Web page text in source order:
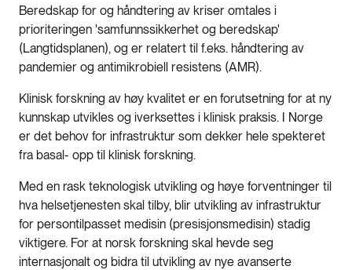
Beredskap for og håndtering av kriser omtales i
prioriteringen 'samfunnssikkerhet og beredskap'
(Langtidsplanen), og er relatert til f.eks. håndtering av
pandemier og antimikrobiell resistens (AMR).
Klinisk forskning av høy kvalitet er en forutsetning for at ny
kunnskap utvikles og iverksettes i klinisk praksis. I Norge
er det behov for infrastruktur som dekker hele spekteret
fra basal- opp til klinisk forskning.
Med en rask teknologisk utvikling og høye forventninger til
hva helsetjenesten skal tilby, blir utvikling av infrastruktur
for persontilpasset medisin (presisjonsmedisin) stadig
viktigere. For at norsk forskning skal hevde seg
internasjonalt og bidra til utvikling av nye avanserte